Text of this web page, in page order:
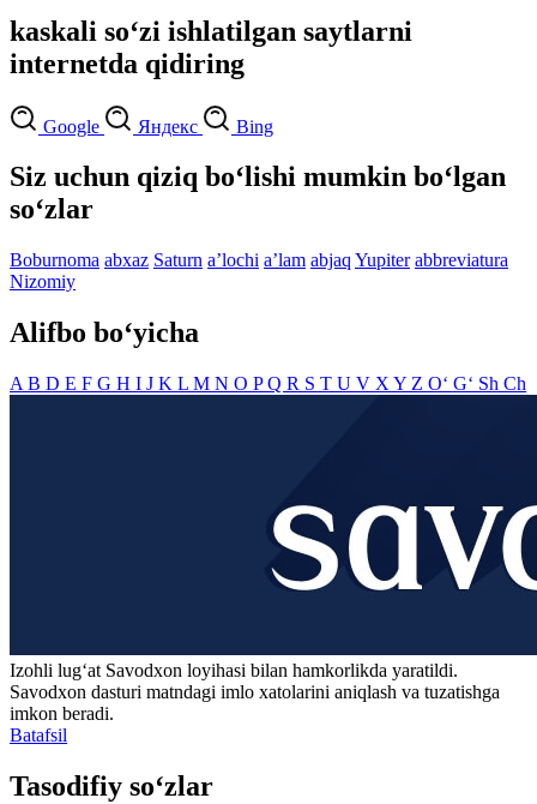
kaskali so‘zi ishlatilgan saytlarni
internetda qidiring
Google Яндекс Bing
Siz uchun qiziq bo‘lishi mumkin bo‘lgan
so‘zlar
Boburnoma abxaz Saturn aʼlochi aʼlam abjaq Yupiter abbreviatura
Nizomiy
Alifbo bo‘yicha
A B D E F G H I J K L M N O PQ R S T U V X Y Z O‘ G‘ Sh Ch
Izohli lugʻat Savodxon loyihasi bilan hamkorlikda yaratildi.
Savodxon dasturi matndagi imlo xatolarini aniqlash va tuzatishga
imkon beradi.
Batafsil
Tasodifiy so‘zlar